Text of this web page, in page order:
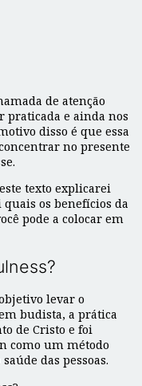
de atenção
praticada e ainda nos
disso é que essa
no presente
texto explicarei
os benefícios da
pode a colocar em
levar o
budista, a prática
de Cristo e foi
como um método
das pessoas.